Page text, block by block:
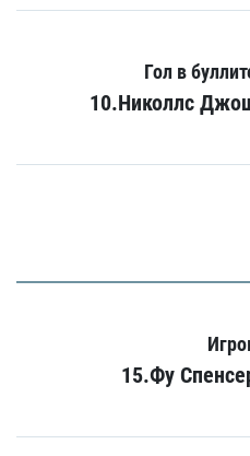
Гол в
10.Николлс
15.Фу